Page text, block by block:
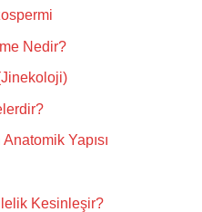
Nedir?
Yapısı
Kesinleşir?